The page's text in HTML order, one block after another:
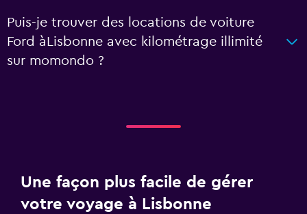
Puis-je trouver des locations de voiture
Ford àLisbonne avec kilométrage illimité
sur momondo ?
Une façon plus facile de gérer
votre voyage à Lisbonne